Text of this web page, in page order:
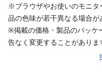
※ブラウザやお使いのモニタ
品の色味が若干異なる場合が
※掲載の価格・製品のパッケ
告なく変更することがありま